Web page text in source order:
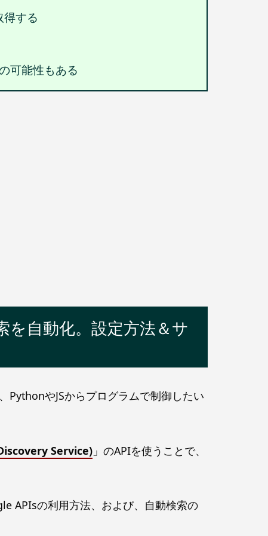
する
可能性もある
自動化。設定方法＆サ
PythonやJSからプログラムで制御したい
Service) 」のAPIを使うことで、
APIsの利用方法、および、自動検索の